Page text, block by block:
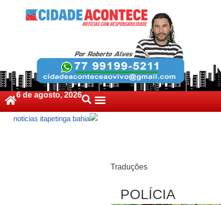
conteúdo
6 de agosto, 2026
Traduções
POLÍCIA